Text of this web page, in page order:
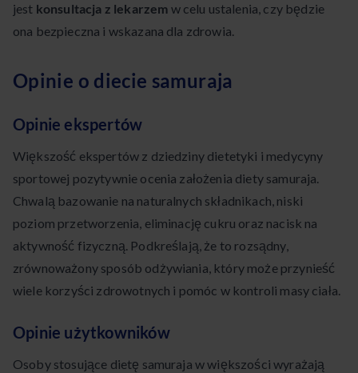
jest konsultacja z lekarzem w celu ustalenia, czy będzie
ona bezpieczna i wskazana dla zdrowia.
Opinie o diecie samuraja
Opinie ekspertów
Większość ekspertów z dziedziny dietetyki i medycyny
sportowej pozytywnie ocenia założenia diety samuraja.
Chwalą bazowanie na naturalnych składnikach, niski
poziom przetworzenia, eliminację cukru oraz nacisk na
aktywność fizyczną. Podkreślają, że to rozsądny,
zrównoważony sposób odżywiania, który może przynieść
wiele korzyści zdrowotnych i pomóc w kontroli masy ciała.
Opinie użytkowników
Osoby stosujące dietę samuraja w większości wyrażają